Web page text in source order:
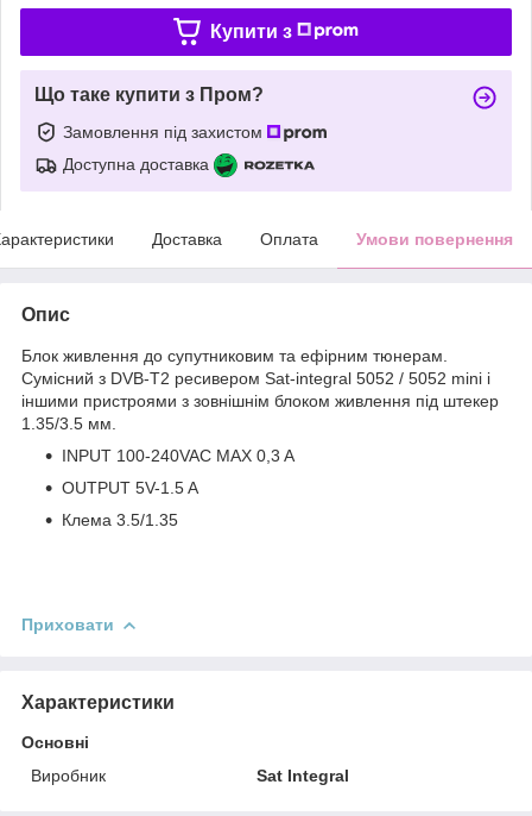
Купити з
Що таке купити з Пром?
Замовлення під захистом
Доступна доставка
Доставка Оплата Умови повернення
Опис
Блок живлення до супутниковим та ефірним тюнерам.
Сумісний з DVB-T2 ресивером Sat-integral 5052 / 5052 mini і
іншими пристроями з зовнішнім блоком живлення під штекер
1.35/3.5 мм.
INPUT 100-240VAC MAX 0,3 A
OUTPUT 5V-1.5 A
Клема 3.5/1.35
Приховати
Характеристики
Основні
Виробник
Sat Integral